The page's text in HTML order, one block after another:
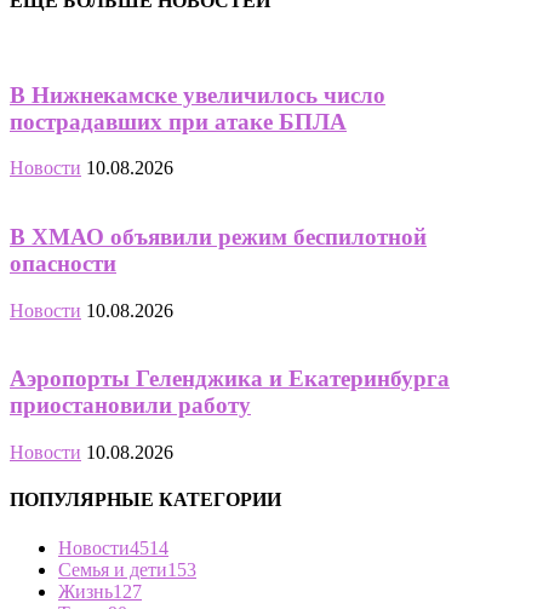
В Нижнекамске увеличилось число
пострадавших при атаке БПЛА
Новости 10.08.2026
В ХМАО объявили режим беспилотной
опасности
Новости 10.08.2026
Аэропорты Геленджика и Екатеринбурга
приостановили работу
Новости 10.08.2026
ПОПУЛЯРНЫЕ КАТЕГОРИИ
Новости4514
Семья и дети153
Жизнь127